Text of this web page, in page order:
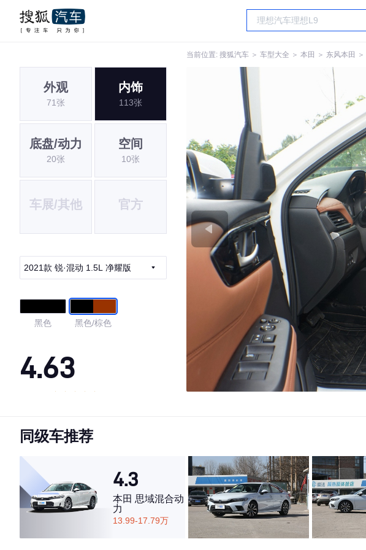
当前位置: 搜狐汽车 ＞ 车型大全 ＞ 本田 ＞ 东风本田 ＞
外观
71张
内饰
113张
底盘/动力
20张
空间
10张
车展/其他 官方
2021款 锐·混动 1.5L 净耀版
黑色 黑色/棕色
4.63
·内饰表现一般，低于84%同级车
·空间表现较为优秀，优于75%同级车
同级车推荐
4.3
本田 思域混合动
力
13.99-17.79万